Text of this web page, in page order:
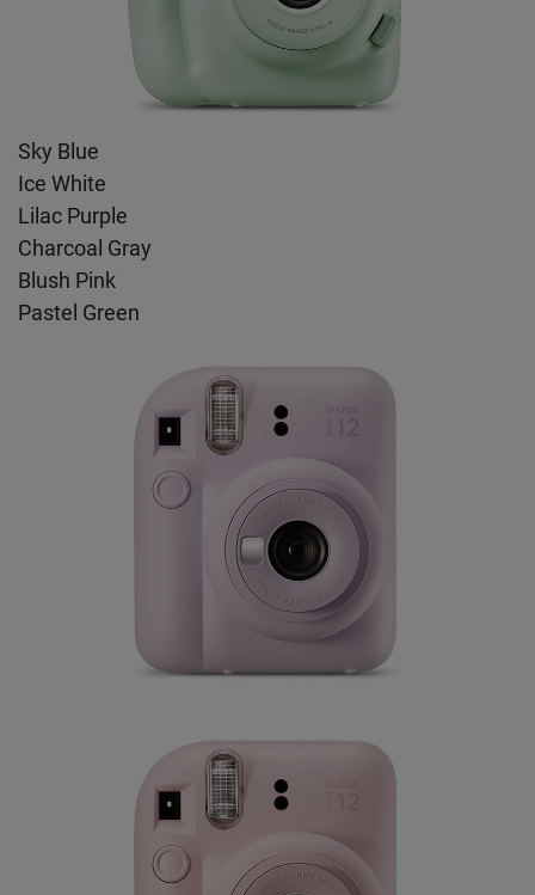
Sky Blue
Ice White
Lilac Purple
Charcoal Gray
Blush Pink
Pastel Green